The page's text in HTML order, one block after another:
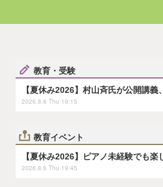
教育・受験
【夏休み2026】村山斉氏が公開講
2026.8.6 Thu 19:15
教育イベント
【夏休み2026】ピアノ未経験でも
2026.8.6 Thu 19:45